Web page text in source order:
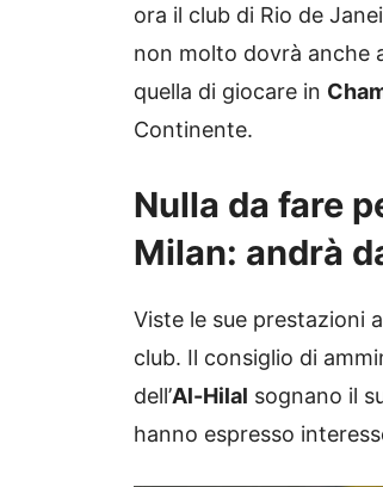
ora il club di Rio de
non molto dovrà anche
quella di giocare in
Continente.
Nulla da fare
Milan: andrà
Viste le sue prestazioni
club. Il consiglio di
dell’Al-Hilal sognano il
hanno espresso